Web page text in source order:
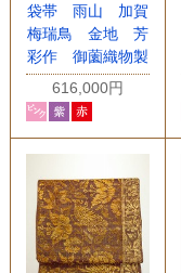
袋帯 雨山 加賀
梅瑞鳥 金地 芳
彩作 御薗織物製
616,000円